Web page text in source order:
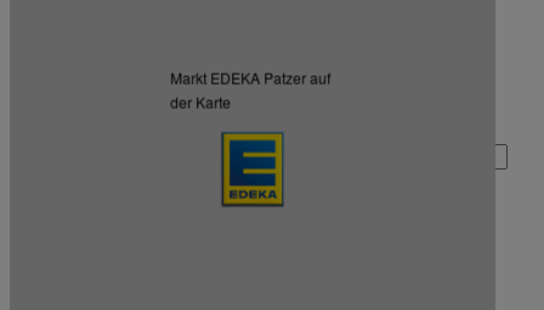
Markt EDEKA Patzer auf
der Karte
Zum Newsletter anmelden
Deine E-Mail-Adresse (Pflichtfeld)